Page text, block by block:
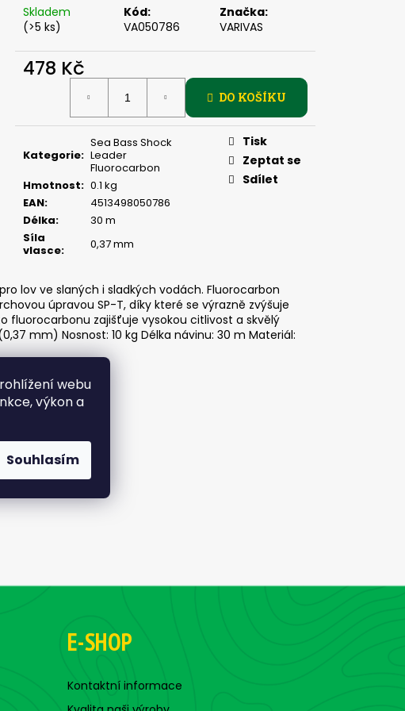
webu
výkon a
Souhlasím
Skladem
(>5 ks)
Kód:
VA050786
Značka:
VARIVAS
478 Kč
DO KOŠÍKU
Kategorie:
Sea Bass Shock
Leader
Fluorocarbon
Hmotnost: 0.1 kg
EAN:
4513498050786
Délka:
30 m
Síla
vlasce: 0,37 mm
Tisk
Zeptat se
Sdílet
lov ve slaných i sladkých vodách. Fluorocarbon
úpravou SP-T, díky které se výrazně zvýšuje
fluorocarbonu zajišťuje vysokou citlivost a skvělý
mm) Nosnost: 10 kg Délka návinu: 30 m Materiál:
- 5 KS, 2 G
E-SHOP
Kontaktní informace